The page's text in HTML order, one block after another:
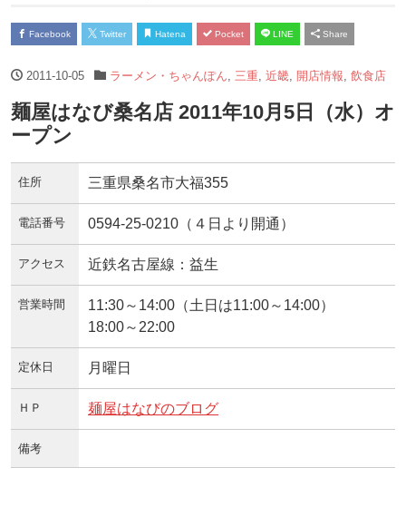
Facebook Twitter Hatena Pocket LINE Share
2011-10-05 ラーメン・ちゃんぽん 三重 近畿, 開店情報 飲食店
麺屋はなび桑名店 2011年10月5日（水）オ
ープン
住所 三重県桑名市大福355
電話番号 0594-25-0210（４日より開通）
アクセス 近鉄名古屋線：益生
営業時間
11:30～14:00（土日は11:00～14:00）
18:00～22:00
定休日 月曜日
ＨＰ 麺屋はなびのブログ
備考